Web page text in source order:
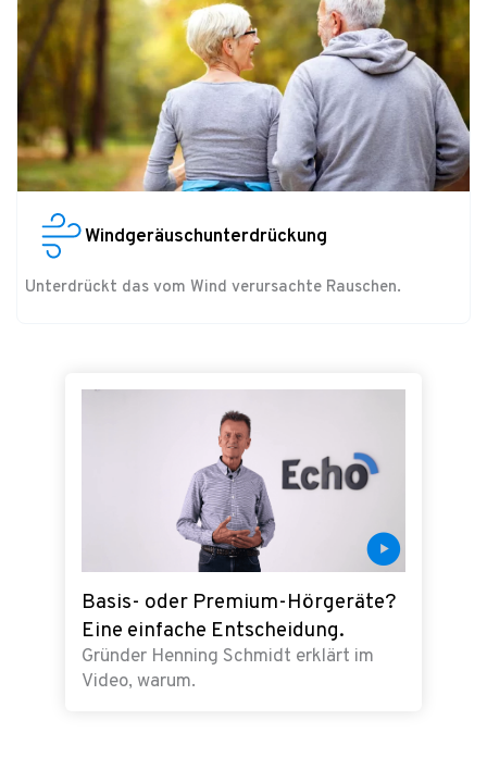
Windgeräuschunterdrückung
Unterdrückt das vom Wind verursachte Rauschen.
Basis- oder Premium-Hörgeräte?
Eine einfache Entscheidung.​
Gründer Henning Schmidt erklärt im
Video, warum.